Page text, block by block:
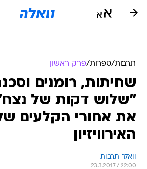
תרבות/ספרות/פרק ראשון
שחיתות, רומנים
"שלוש דקות של
את אחורי הקלעים
האירוויזיון
וואלה תרבות
23.3.2017 / 22:00